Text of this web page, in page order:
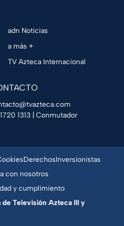
adn Noticias
a más +
TV Azteca Internacional
1313 | Conmutador
DerechosInversionistas
con nosotros
y cumplimiento
Televisión Azteca III y